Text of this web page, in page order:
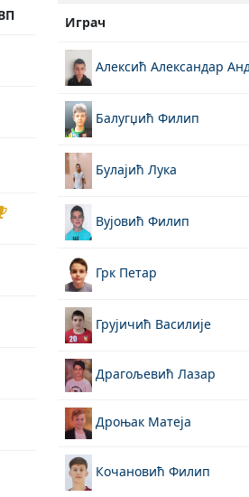
Играч
Алексић Александар
Балугџић Филип
Булајић Лука
Вујовић Филип
Грк Петар
Грујичић Василије
Драгољевић Лазар
Дроњак Матеја
Кочановић Филип